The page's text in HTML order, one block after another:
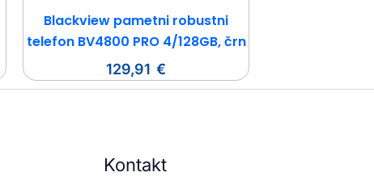
Blackview pametni robustni
telefon BV4800 PRO 4/128GB, črn
129,91 €
Kontakt